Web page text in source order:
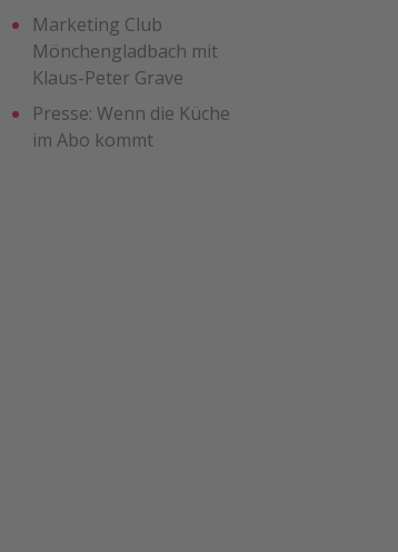
Marketing Club
Mönchengladbach mit
Klaus-Peter Grave
Presse: Wenn die Küche
im Abo kommt